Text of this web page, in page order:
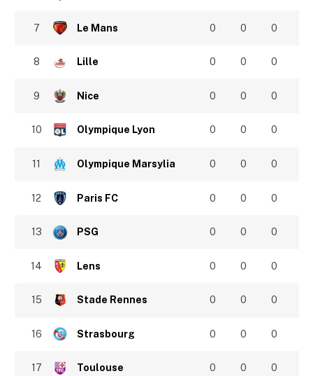
7 Le Mans 0 0 0
8 Lille 0 0 0
9 Nice 0 0 0
10 Olympique Lyon 0 0 0
11 Olympique Marsylia 0 0 0
12 Paris FC 0 0 0
13 PSG 0 0 0
14 Lens 0 0 0
15 Stade Rennes 0 0 0
16 Strasbourg 0 0 0
17 Toulouse 0 0 0